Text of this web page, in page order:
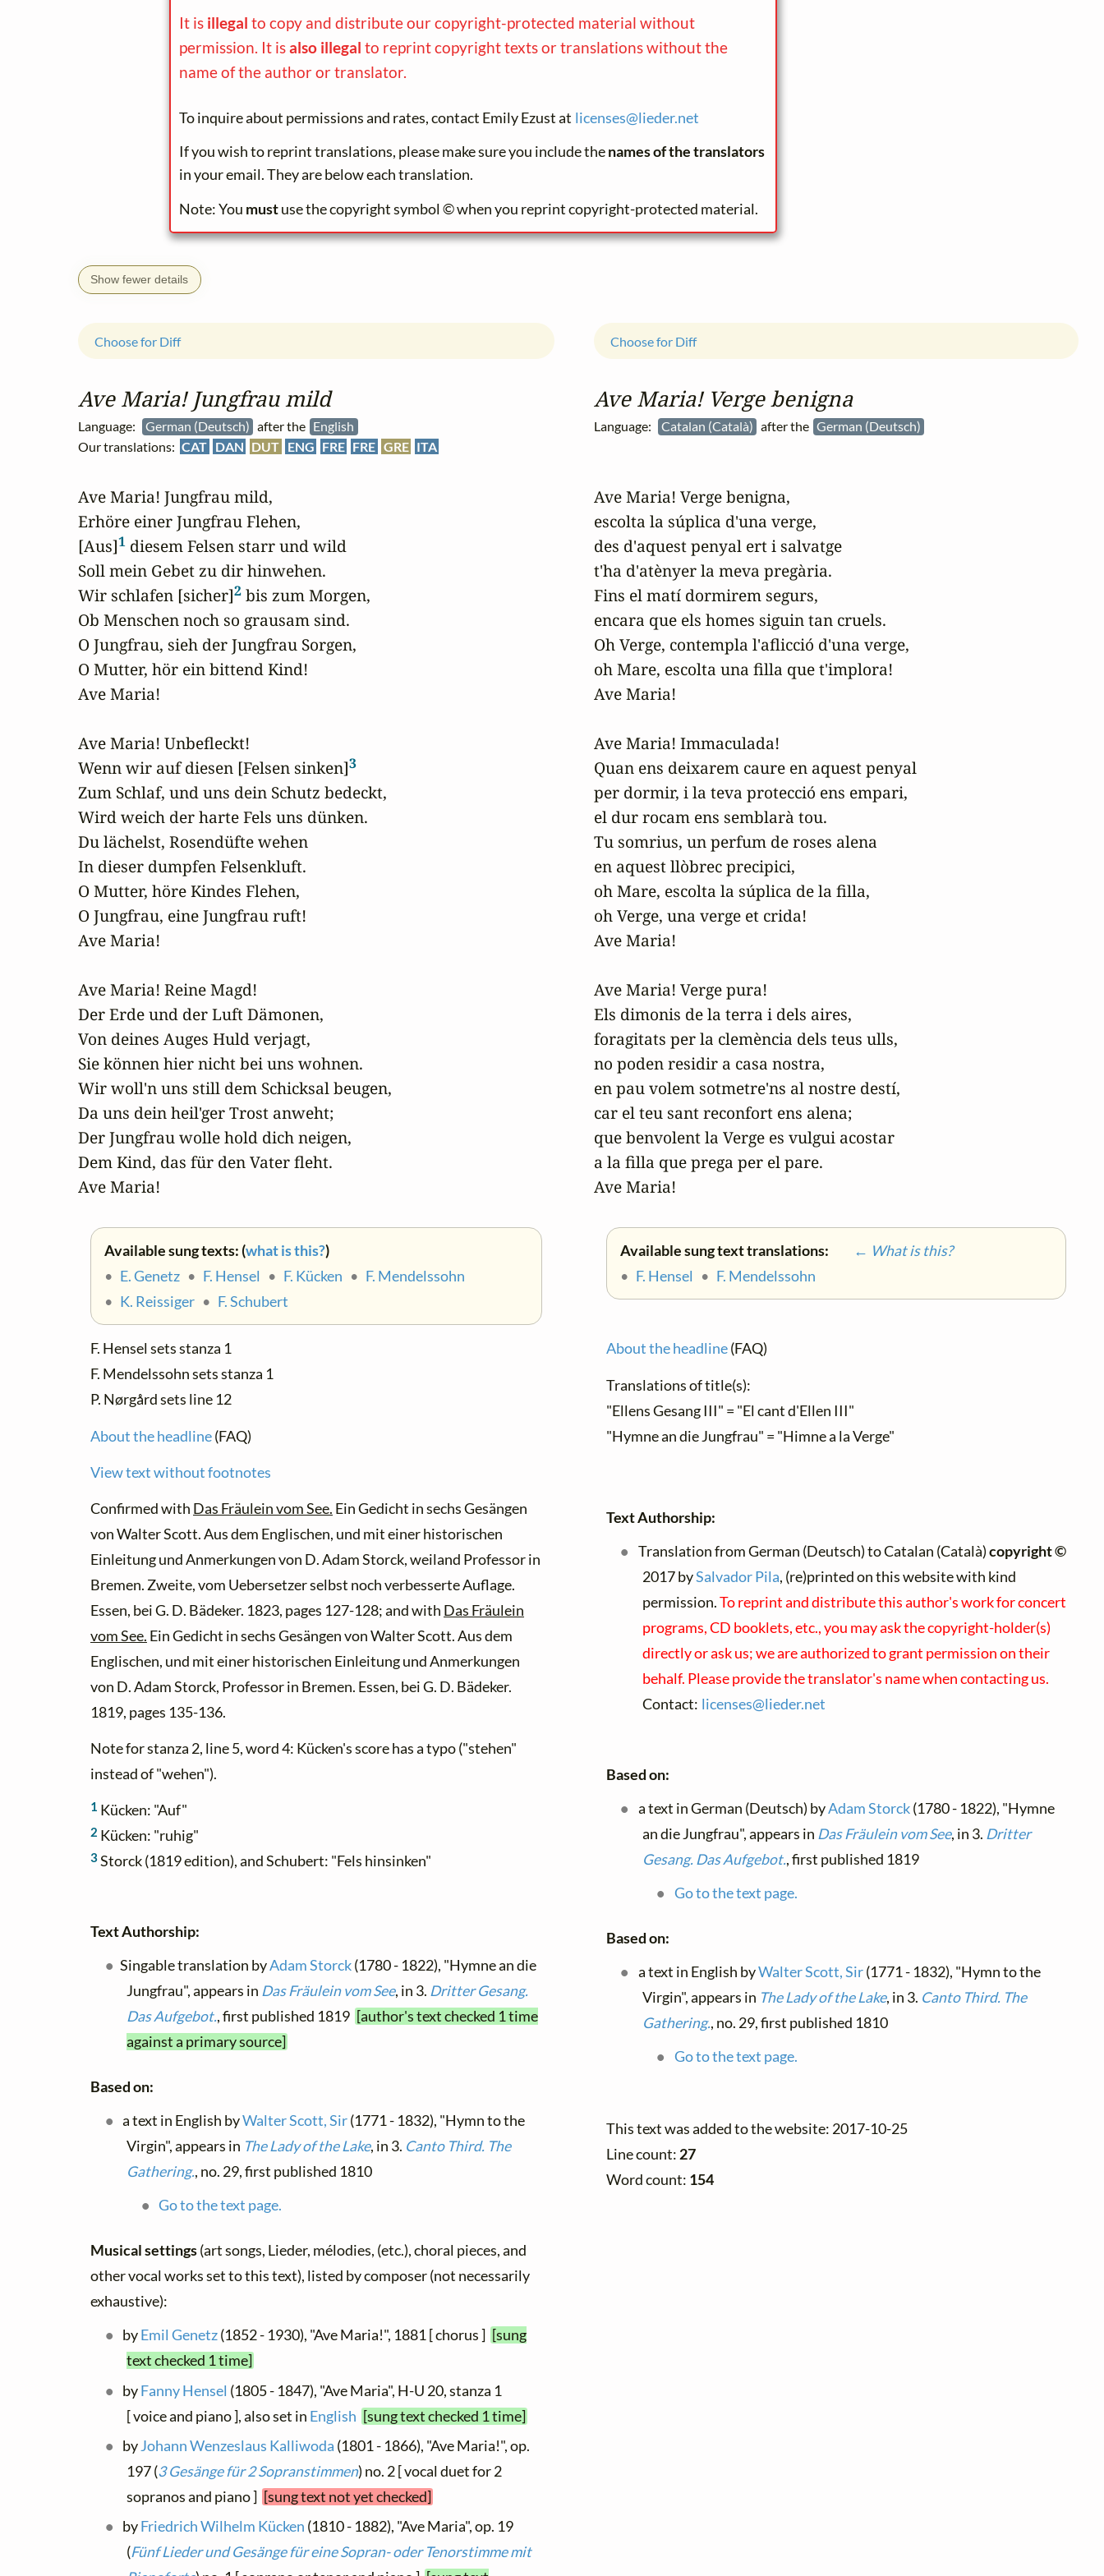
It is illegal to copy and distribute our copyright-protected material without
permission. It isalso illegal to reprint copyright texts or translations without the
name of the author or translator.
To inquire about permissions and rates, contact Emily Ezust at licenses@lieder.net
If you wish to reprint translations, please make sure you include thenames of the translators
in your email. They are below each translation.
Note: You mustuse the copyright symbol © when you reprint copyright-protected material.
Show fewer details
Ave Maria! Jungfrau mild
Language: German (Deutsch) after the English
Our translations: CAT DAN DUT ENG FRE FRE GRE ITA
Choose for Diff
Ave Maria! Jungfrau mild,
Erhöre einer Jungfrau Flehen,
[Aus]1 diesem Felsen starr und wild
Soll mein Gebet zu dir hinwehen.
Wir schlafen [sicher]2 bis zum Morgen,
Ob Menschen noch so grausam sind.
O Jungfrau, sieh der Jungfrau Sorgen,
O Mutter, hör ein bittend Kind!
Ave Maria!
Ave Maria! Unbefleckt!
Wenn wir auf diesen [Felsen sinken]3
Zum Schlaf, und uns dein Schutz bedeckt,
Wird weich der harte Fels uns dünken.
Du lächelst, Rosendüfte wehen
In dieser dumpfen Felsenkluft.
O Mutter, höre Kindes Flehen,
O Jungfrau, eine Jungfrau ruft!
Ave Maria!
Ave Maria! Reine Magd!
Der Erde und der Luft Dämonen,
Von deines Auges Huld verjagt,
Sie können hier nicht bei uns wohnen.
Wir woll'n uns still dem Schicksal beugen,
Da uns dein heil'ger Trost anweht;
Der Jungfrau wolle hold dich neigen,
Dem Kind, das für den Vater fleht.
Ave Maria!
Available sung texts: (what is this?)
• E. Genetz • F. Hensel • F. Kücken • F. Mendelssohn
• K. Reissiger • F. Schubert
F. Hensel sets stanza 1
F. Mendelssohn sets stanza 1
P. Nørgård sets line 12
About the headline(FAQ)
View text without footnotes
Confirmed with Das Fräulein vom See. Ein Gedicht in sechs Gesängen
von Walter Scott. Aus dem Englischen, und mit einer historischen
Einleitung und Anmerkungen von D. Adam Storck, weiland Professor in
Bremen. Zweite, vom Uebersetzer selbst noch verbesserte Auflage.
Essen, bei G. D. Bädeker. 1823, pages 127-128; and with Das Fräulein
vom See. Ein Gedicht in sechs Gesängen von Walter Scott. Aus dem
Englischen, und mit einer historischen Einleitung und Anmerkungen
von D. Adam Storck, Professor in Bremen. Essen, bei G. D. Bädeker.
1819, pages 135-136.
Note for stanza 2, line 5, word 4: Kücken's score has a typo ("stehen"
instead of "wehen").
1 Kücken: "Auf"
2 Kücken: "ruhig"
3Storck (1819 edition), and Schubert: "Fels hinsinken"
Text Authorship:
Singable translation byAdam Storck(1780 - 1822), "Hymne an die
Jungfrau", appears in Das Fräulein vom See, in 3. Dritter Gesang.
Das Aufgebot., first published 1819 [author's text checked 1 time
against a primary source]
Based on:
a text in English byWalter Scott, Sir(1771 - 1832), "Hymn to the
Virgin", appears in The Lady of the Lake, in 3. Canto Third. The
Gathering., no. 29, first published 1810
Go to the text page.
Musical settings(art songs, Lieder, mélodies, (etc.), choral pieces, and
other vocal works set to this text), listed by composer (not necessarily
exhaustive):
byEmil Genetz(1852 - 1930), "Ave Maria!", 1881 [ chorus ] [sung
text checked 1 time]
byFanny Hensel (1805 - 1847), "Ave Maria", H-U 20, stanza 1
[ voice and piano ], also set in English [sung text checked 1 time]
byJohann Wenzeslaus Kalliwoda (1801 - 1866), "Ave Maria!", op.
197 (3 Gesänge für 2 Sopranstimmen) no. 2 [ vocal duet for 2
sopranos and piano ] [sung text not yet checked]
byFriedrich Wilhelm Kücken (1810 - 1882), "Ave Maria", op. 19
(Fünf Lieder und Gesänge für eine Sopran- oder Tenorstimme mit
Ave Maria! Verge benigna
Language: Catalan (Català) after the German (Deutsch)
Choose for Diff
Ave Maria! Verge benigna,
escolta la súplica d'una verge,
des d'aquest penyal ert i salvatge
t'ha d'atènyer la meva pregària.
Fins el matí dormirem segurs,
encara que els homes siguin tan cruels.
Oh Verge, contempla l'aflicció d'una verge,
oh Mare, escolta una filla que t'implora!
Ave Maria!
Ave Maria! Immaculada!
Quan ens deixarem caure en aquest penyal
per dormir, i la teva protecció ens empari,
el dur rocam ens semblarà tou.
Tu somrius, un perfum de roses alena
en aquest llòbrec precipici,
oh Mare, escolta la súplica de la filla,
oh Verge, una verge et crida!
Ave Maria!
Ave Maria! Verge pura!
Els dimonis de la terra i dels aires,
foragitats per la clemència dels teus ulls,
no poden residir a casa nostra,
en pau volem sotmetre'ns al nostre destí,
car el teu sant reconfort ens alena;
que benvolent la Verge es vulgui acostar
a la filla que prega per el pare.
Ave Maria!
Available sung text translations:
← What is this?
• F. Hensel • F. Mendelssohn
About the headline(FAQ)
Translations of title(s):
"Ellens Gesang III" = "El cant d'Ellen III"
"Hymne an die Jungfrau" = "Himne a la Verge"
Text Authorship:
Translation from German (Deutsch) to Catalan (Català)copyright ©
2017 bySalvador Pila, (re)printed on this website with kind
permission.To reprint and distribute this author's work for concert
programs, CD booklets, etc., you may ask the copyright-holder(s)
directly or ask us; we are authorized to grant permission on their
behalf. Please provide the translator's name when contacting us.
Contact: licenses@lieder.net
Based on:
a text in German (Deutsch) byAdam Storck(1780 - 1822), "Hymne
an die Jungfrau", appears in Das Fräulein vom See, in 3. Dritter
Gesang. Das Aufgebot., first published 1819
Go to the text page.
Based on:
a text in English byWalter Scott, Sir(1771 - 1832), "Hymn to the
Virgin", appears in The Lady of the Lake, in 3. Canto Third. The
Gathering., no. 29, first published 1810
Go to the text page.
This text was added to the website: 2017-10-25
Line count: 27
Word count: 154